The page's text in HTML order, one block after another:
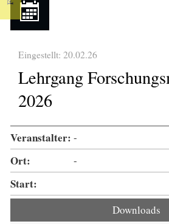
Eingestellt: 20.02.26
Lehrgang
2026
Veranstalter: -
Ort: -
Start:
Downloads